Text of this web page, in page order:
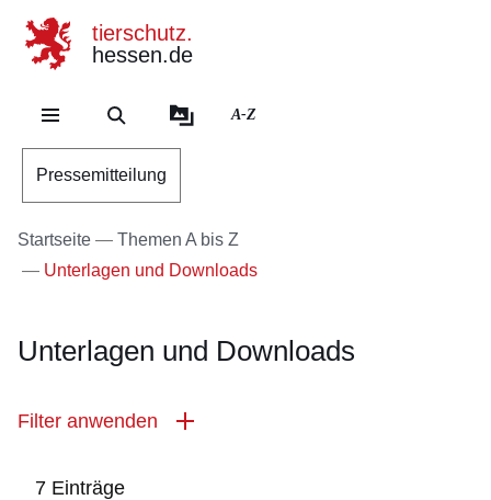
tierschutz.
hessen.de
A-Z
Pressemitteilung
Startseite
Themen A bis Z
Unterlagen und Downloads
Unterlagen und Downloads
Filter anwenden
7 Einträge